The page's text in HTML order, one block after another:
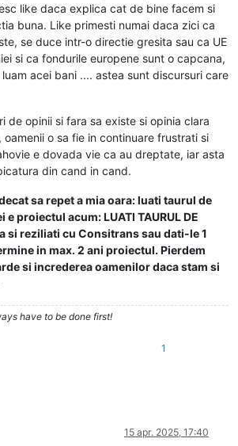
like daca explica cat de bine facem si
buna. Like primesti numai daca zici ca
se duce intr-o directie gresita sau ca UE
si ca fondurile europene sunt o capcana,
acei bani .... astea sunt discursuri care
de opinii si fara sa existe si opinia clara
o sa fie in continuare frustrati si
e dovada vie ca au dreptate, iar asta
din cand in cand.
sa repet a mia oara: luati taurul de
e proiectul acum: LUATI TAURUL DE
si reziliati cu Consitrans sau dati-le 1
in max. 2 ani proiectul. Pierdem
si increderea oamenilor daca stam si
have to be done first!
1
15 apr. 2025, 17:40